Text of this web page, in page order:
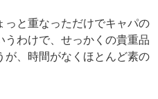
っと重なっただけでキャパの
うわけで、せっかくの貴重品
が、時間がなくほとんど素の